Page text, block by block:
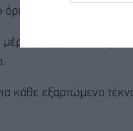
όριο ανεβαίνει από τις
μέρος συμφώνου
κάθε εξαρτώμενο